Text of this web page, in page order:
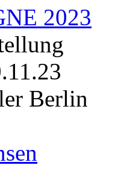
2023
Berlin